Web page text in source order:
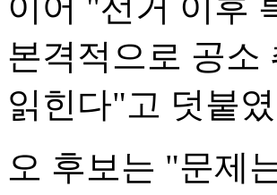
본격적으로 공소
읽힌다"고 덧붙
오 후보는 "문제